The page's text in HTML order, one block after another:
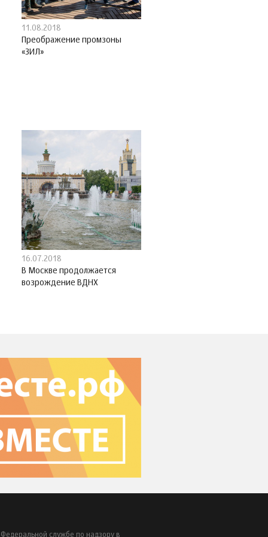
11.08.2018
Преображение промзоны
«ЗИЛ»
16.07.2018
В Москве продолжается
возрождение ВДНХ
службе по надзору в